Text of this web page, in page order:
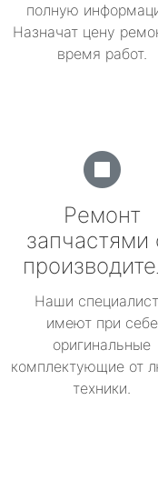
полную
Назначат цену
время работ.
Ремонт
запчастями
Наши
имеют при себе
оригинальные
комплектующие от
техники.